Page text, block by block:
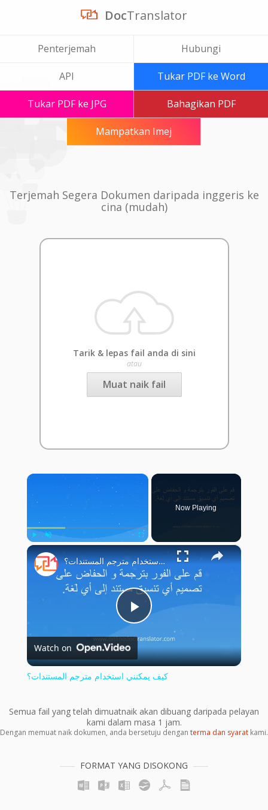
DocTranslator
Penterjemah Hubungi
API Tukar PDF ke Word
Tukar PDF ke JPG Bahagikan PDF
Mampatkan Imej
Terjemah Segera Dokumen daripada inggeris ke
cina (mudah)
Tarik & lepas fail anda di sini
atau
Muat naik fail
×
Play Unmute Fullscreen
Now Playing
×
Play
Video
كيف يمكنني استخدام مترجم المستندات؟
Watch on
كيف يمكنني استخدام مترجم المستندات؟
Semua fail yang telah dimuatnaik akan dibuang daripada pelayan
kami dalam masa 1 jam.
Dengan memuat naik dokumen, anda bersetuju dengan terma dan syarat kami.
FORMAT YANG DISOKONG